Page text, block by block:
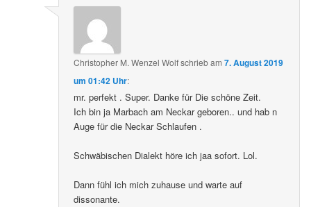
Christopher M. Wenzel Wolfschriebam7. August 2019
um 01:42 Uhr:
mr. perfekt . Super. Danke für Die schöne Zeit.
Ich bin ja Marbach am Neckar geboren.. und hab n
Auge für die Neckar Schlaufen .
Schwäbischen Dialekt höre ich jaa sofort. Lol.
Dann fühl ich mich zuhause und warte auf
dissonante.